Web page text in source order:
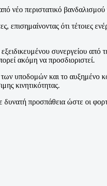
νέο περιστατικό
ότι τέτοιες
συνεργείου
ακόμη να προσδιοριστεί.
υποδομών και το αυξημένο
κινητικότητας.
προσπάθεια ώστε οι